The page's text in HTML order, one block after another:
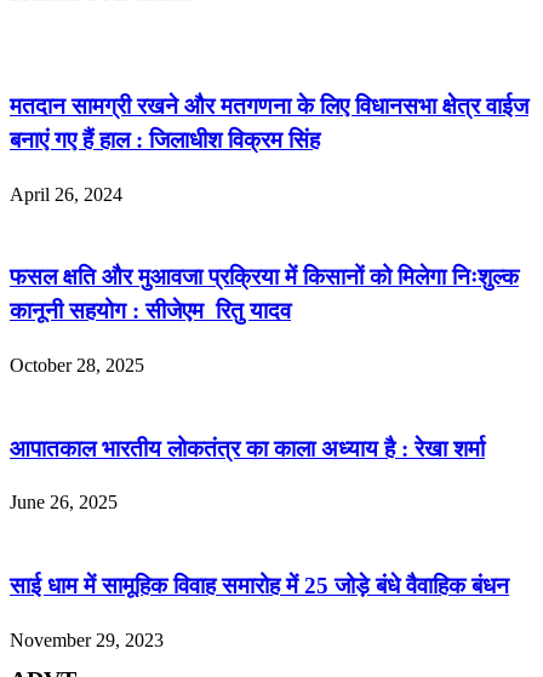
मतदान सामग्री रखने और मतगणना के लिए विधानसभा क्षेत्र वाईज
बनाएं गए हैं हाल : जिलाधीश विक्रम सिंह
April 26, 2024
फसल क्षति और मुआवजा प्रक्रिया में किसानों को मिलेगा निःशुल्क
कानूनी सहयोग : सीजेएम रितु यादव
October 28, 2025
आपातकाल भारतीय लोकतंत्र का काला अध्याय है : रेखा शर्मा
June 26, 2025
साई धाम में सामूहिक विवाह समारोह में 25 जोड़े बंधे वैवाहिक बंधन
November 29, 2023